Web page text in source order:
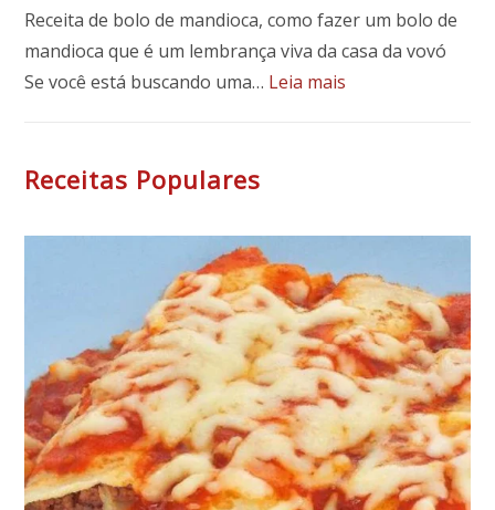
sabor
Receita de bolo de mandioca, como fazer um bolo de
mandioca que é um lembrança viva da casa da vovó
Se você está buscando uma… Leia mais
Receita
Tradicional
com
Leite
de
Coco
e
Coco
Ralado
Receitas Populares